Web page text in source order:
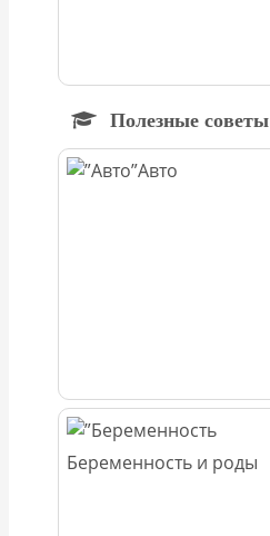
Полезные советы
Авто
Беременность и роды